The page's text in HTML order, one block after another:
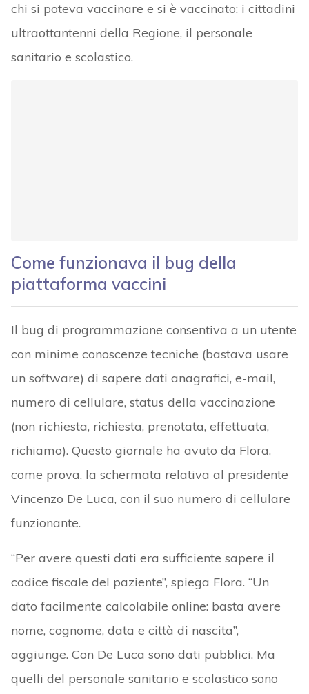
chi si poteva vaccinare e si è vaccinato: i cittadini
ultraottantenni della Regione, il personale
sanitario e scolastico.
Come funzionava il bug della
piattaforma vaccini
Il bug di programmazione consentiva a un utente
con minime conoscenze tecniche (bastava usare
un software) di sapere dati anagrafici, e-mail,
numero di cellulare, status della vaccinazione
(non richiesta, richiesta, prenotata, effettuata,
richiamo). Questo giornale ha avuto da Flora,
come prova, la schermata relativa al presidente
Vincenzo De Luca, con il suo numero di cellulare
funzionante.
“Per avere questi dati era sufficiente sapere il
codice fiscale del paziente”, spiega Flora. “Un
dato facilmente calcolabile online: basta avere
nome, cognome, data e città di nascita”,
aggiunge. Con De Luca sono dati pubblici. Ma
quelli del personale sanitario e scolastico sono